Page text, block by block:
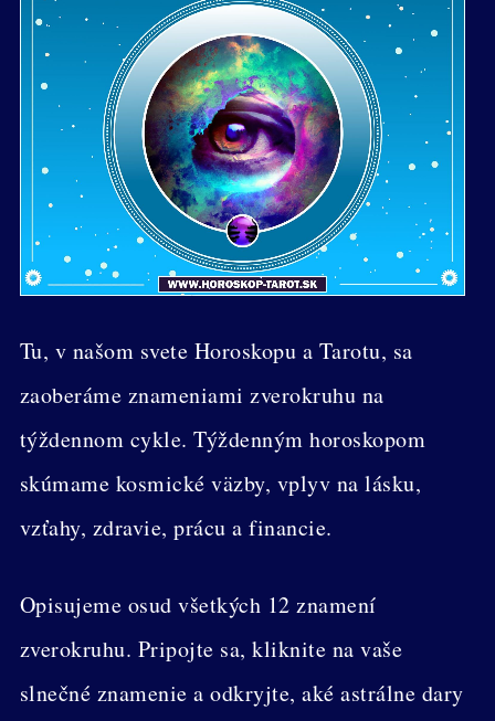
Tu, v našom svete Horoskopu a Tarotu, sa
zaoberáme znameniami zverokruhu na
týždennom cykle. Týždenným horoskopom
skúmame kosmické väzby, vplyv na lásku,
vzťahy, zdravie, prácu a financie.
Opisujeme osud všetkých 12 znamení
zverokruhu. Pripojte sa, kliknite na vaše
slnečné znamenie a odkryjte, aké astrálne dary